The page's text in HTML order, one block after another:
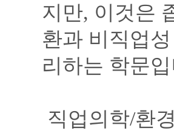
지만, 이것은
환과 비직업
리하는 학문
직업의학/환